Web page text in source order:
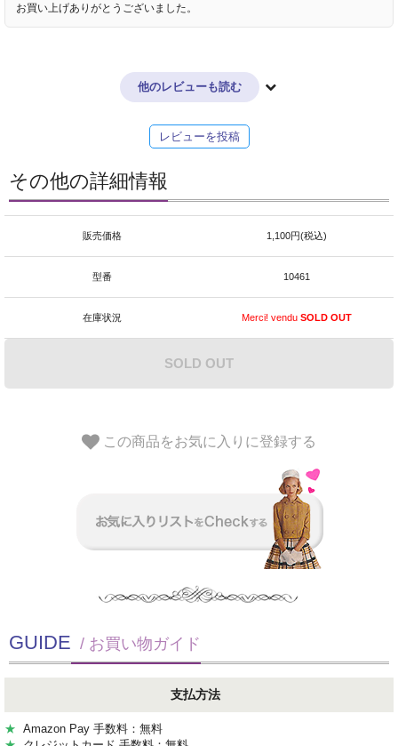
お買い上げありがとうございました。
他のレビューも読む
レビューを投稿
その他の詳細情報
販売価格 1,100円(税込)
型番 10461
在庫状況 Merci! venduSOLD OUT
SOLD OUT
この商品をお気に入りに登録する
GUIDE / お買い物ガイド
支払方法
★ Amazon Pay 手数料：無料